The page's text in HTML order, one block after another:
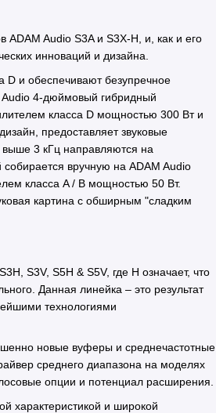
Audio S3A и S3X-H, и, как и его
инноваций и дизайна.
D и обеспечивают безупречное
Audio 4-дюймовый гибридный
класса D мощностью 300 Вт и
предоставляет звуковые
3 кГц направляются на
вручную на ADAM Audio
класса A / B мощностью 50 Вт.
картина с обширным "сладким
S3V, S5H & S5V, где H означает, что
Данная линейка – это результат
технологиями
новые вуферы и среднечастотные
среднего диапазона на моделях
опции и потенциал расширения.
характеристикой и широкой